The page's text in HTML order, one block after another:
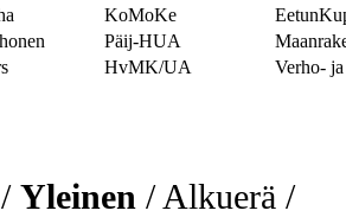
KoMoKe
Päij-HUA
HvMK/UA Verho-
Yleinen / Alkuerä /